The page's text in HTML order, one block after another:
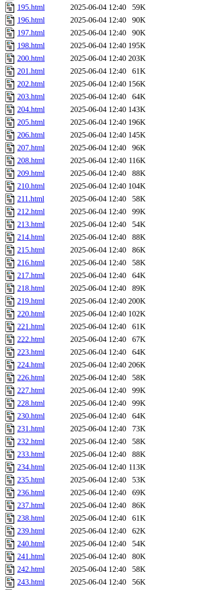
195.html
2025-06-04 12:40
59K
196.html
2025-06-04 12:40
90K
197.html
2025-06-04 12:40
90K
198.html
2025-06-04 12:40 195K
200.html
2025-06-04 12:40 203K
201.html
2025-06-04 12:40
61K
202.html
2025-06-04 12:40 156K
203.html
2025-06-04 12:40
64K
204.html
2025-06-04 12:40 143K
205.html
2025-06-04 12:40 196K
206.html
2025-06-04 12:40 145K
207.html
2025-06-04 12:40
96K
208.html
2025-06-04 12:40 116K
209.html
2025-06-04 12:40
88K
210.html
2025-06-04 12:40 104K
211.html
2025-06-04 12:40
58K
212.html
2025-06-04 12:40
99K
213.html
2025-06-04 12:40
54K
214.html
2025-06-04 12:40
88K
215.html
2025-06-04 12:40
86K
216.html
2025-06-04 12:40
58K
217.html
2025-06-04 12:40
64K
218.html
2025-06-04 12:40
89K
219.html
2025-06-04 12:40 200K
220.html
2025-06-04 12:40 102K
221.html
2025-06-04 12:40
61K
222.html
2025-06-04 12:40
67K
223.html
2025-06-04 12:40
64K
224.html
2025-06-04 12:40 206K
226.html
2025-06-04 12:40
58K
227.html
2025-06-04 12:40
99K
228.html
2025-06-04 12:40
99K
230.html
2025-06-04 12:40
64K
231.html
2025-06-04 12:40
73K
232.html
2025-06-04 12:40
58K
233.html
2025-06-04 12:40
88K
234.html
2025-06-04 12:40 113K
235.html
2025-06-04 12:40
53K
236.html
2025-06-04 12:40
69K
237.html
2025-06-04 12:40
86K
238.html
2025-06-04 12:40
61K
239.html
2025-06-04 12:40
62K
240.html
2025-06-04 12:40
54K
241.html
2025-06-04 12:40
80K
242.html
2025-06-04 12:40
58K
243.html
2025-06-04 12:40
56K